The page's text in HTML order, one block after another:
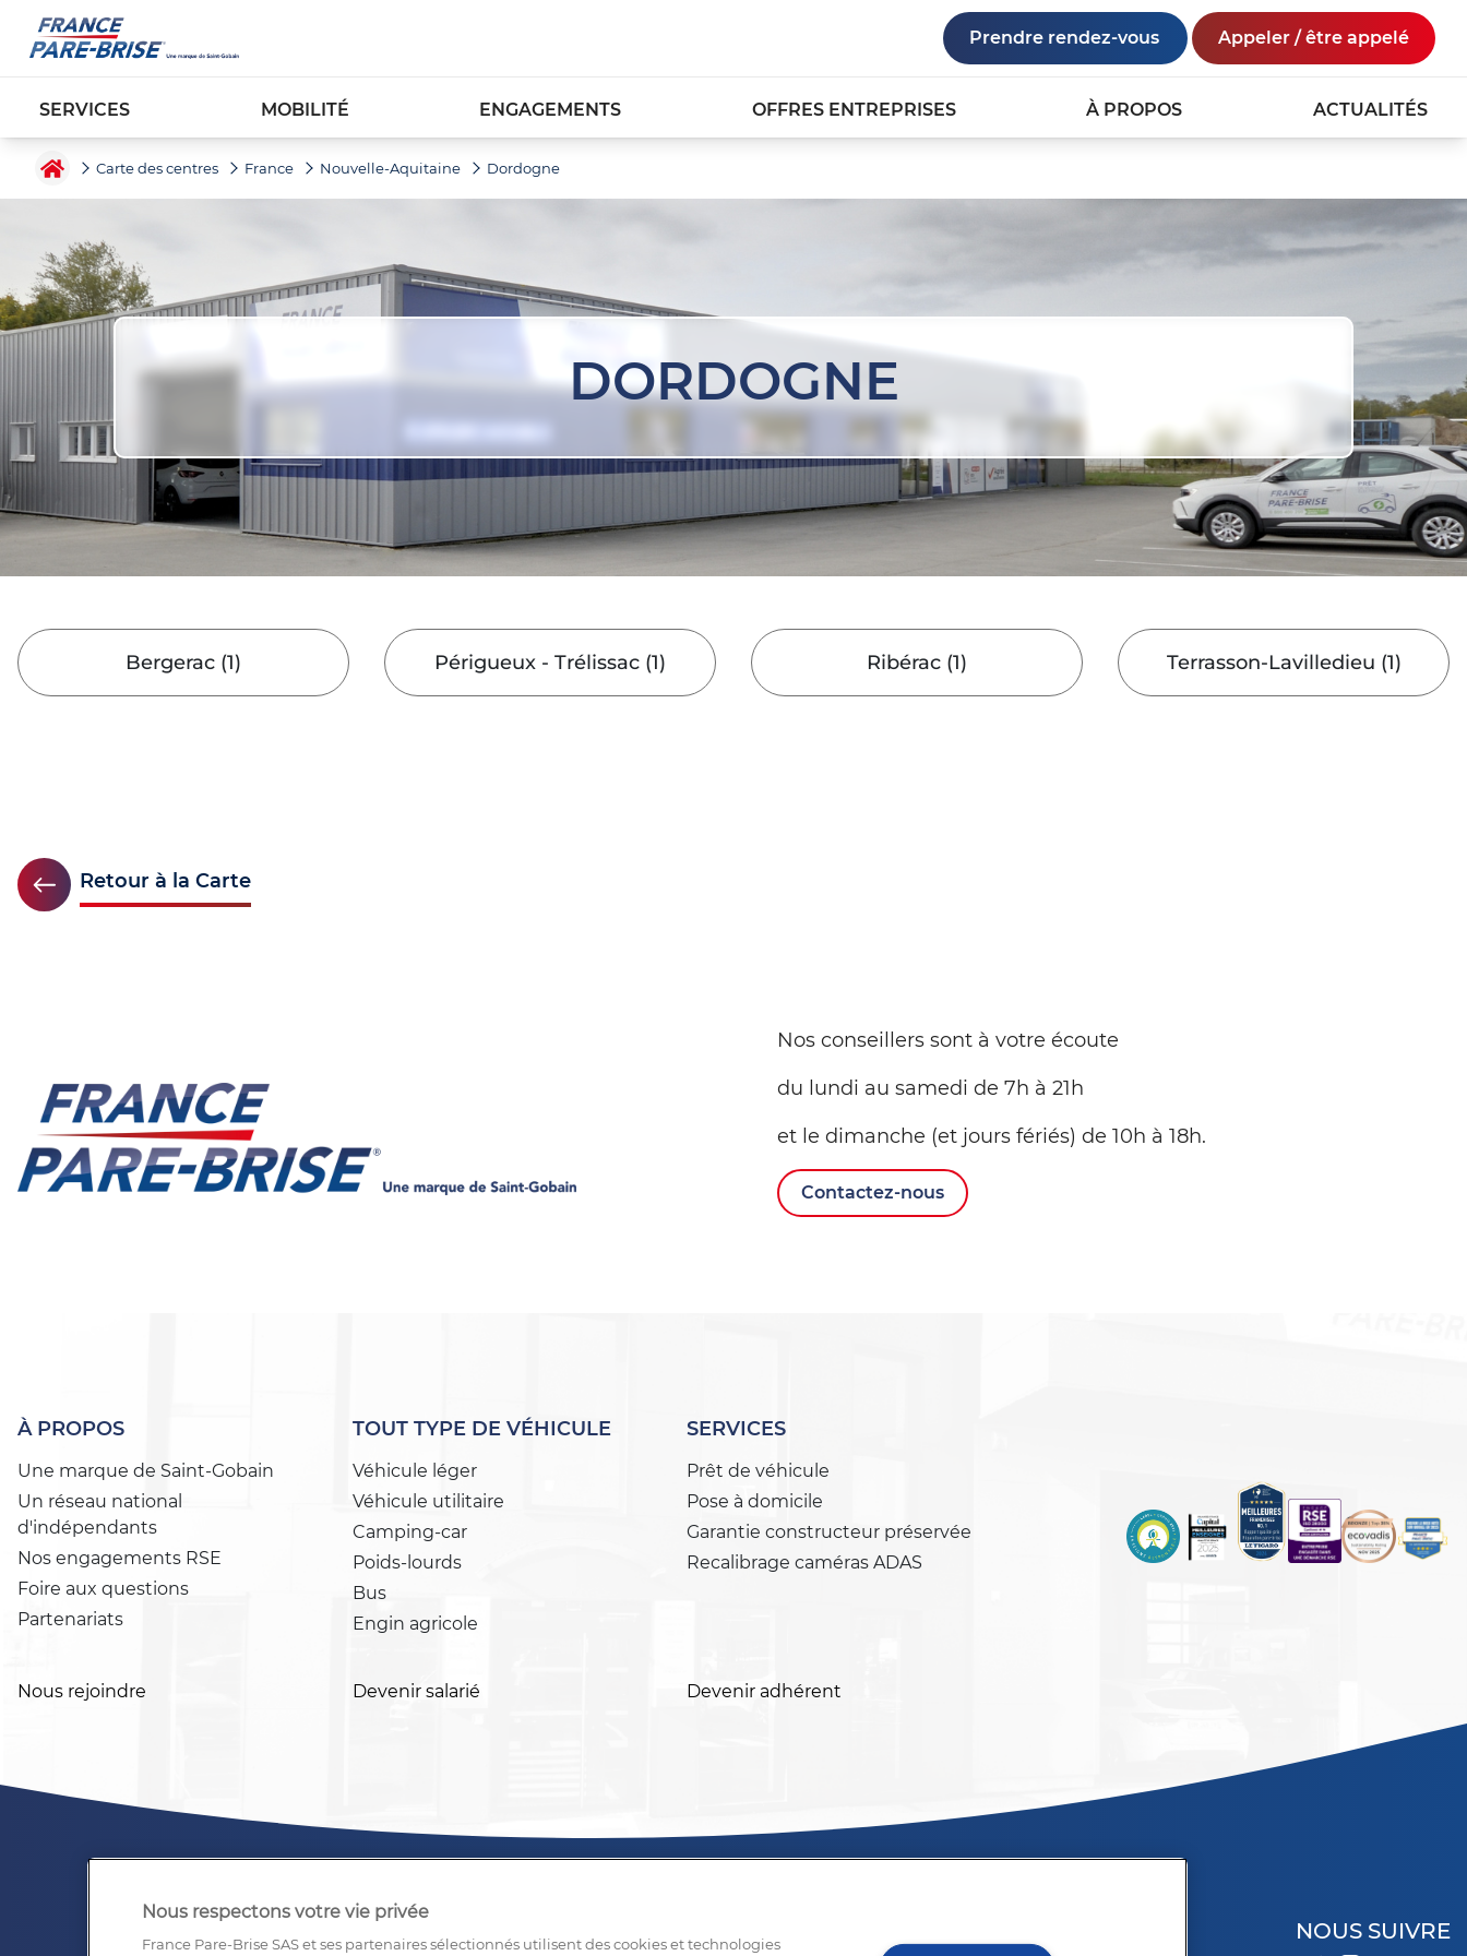
Prendre rendez-vous Appeler / être appelé
SERVICES MOBILITÉ ENGAGEMENTS OFFRES ENTREPRISES À PROPOS ACTUALITÉS
Carte des centres France Nouvelle-Aquitaine Dordogne
DORDOGNE
Bergerac (1) Périgueux - Trélissac (1) Ribérac (1) Terrasson-Lavilledieu (1)
Retour à la Carte
Nos conseillers sont à votre écoute
du lundi au samedi de 7h à 21h
et le dimanche (et jours fériés) de 10h à 18h.
Contactez-nous
À PROPOS
Une marque de Saint-Gobain
Un réseau national
d'indépendants
Nos engagements RSE
Foire aux questions
Partenariats
TOUT TYPE DE VÉHICULE
Véhicule léger
Véhicule utilitaire
Camping-car
Poids-lourds
Bus
Engin agricole
SERVICES
Prêt de véhicule
Pose à domicile
Garantie constructeur préservée
Recalibrage caméras ADAS
Nous rejoindre Devenir salarié Devenir adhérent
NOUS SUIVRE
Nous respectons votre vie privée
France Pare-Brise SAS et ses partenaires sélectionnés utilisent des cookies et technologies